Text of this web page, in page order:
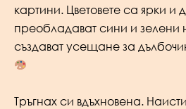
картини. Цветовете са ярки и
преобладават сини и зелени
създават усещане за
Тръгнах си вдъхновена.